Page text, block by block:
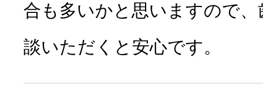
合も多いかと思いますので
談いただくと安心です。